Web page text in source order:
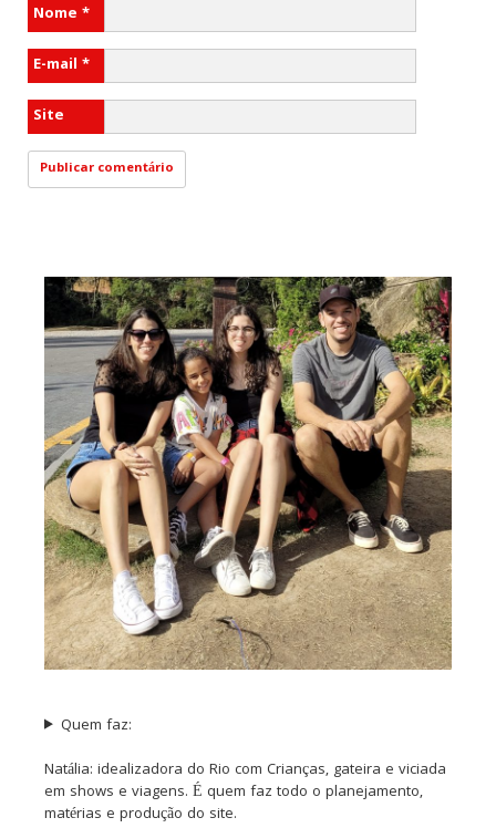
Nome *
E-mail *
Site
Quem faz:
Natália: idealizadora do Rio com Crianças, gateira e viciada
em shows e viagens. É quem faz todo o planejamento,
matérias e produção do site.